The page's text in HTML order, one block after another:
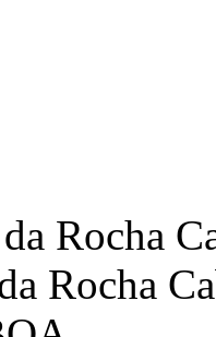
Rocha
Rocha